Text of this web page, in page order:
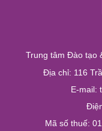
Trung tâm Đào tạo
Địa chỉ: 116
E-mail:
Mã số thuế: